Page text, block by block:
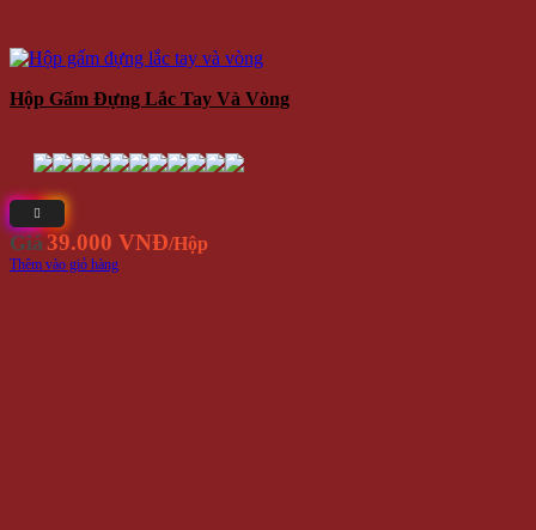
Hộp Gấm Đựng Lắc Tay Và Vòng
Giá39.000 VNĐ/Hộp
Thêm vào giỏ hàng